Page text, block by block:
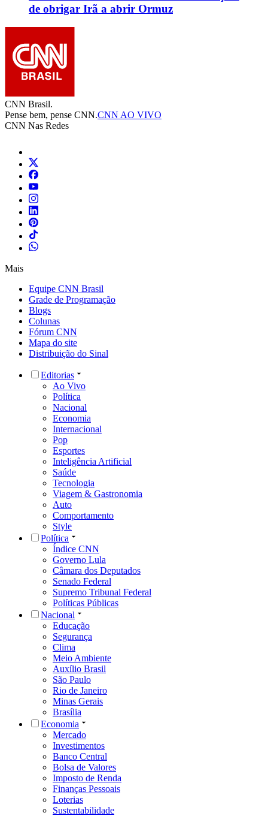
de obrigar Irã a abrir Ormuz
CNN Brasil.
Pense bem, pense CNN.CNN AO VIVO
CNN Nas Redes
Mais
Equipe CNN Brasil
Grade de Programação
Blogs
Colunas
Fórum CNN
Mapa do site
Distribuição do Sinal
Editorias
Ao Vivo
Política
Nacional
Economia
Internacional
Pop
Esportes
Inteligência Artificial
Saúde
Tecnologia
Viagem & Gastronomia
Auto
Comportamento
Style
Política
Índice CNN
Governo Lula
Câmara dos Deputados
Senado Federal
Supremo Tribunal Federal
Políticas Públicas
Nacional
Educação
Segurança
Clima
Meio Ambiente
Auxílio Brasil
São Paulo
Rio de Janeiro
Minas Gerais
Brasília
Economia
Mercado
Investimentos
Banco Central
Bolsa de Valores
Imposto de Renda
Finanças Pessoais
Loterias
Sustentabilidade